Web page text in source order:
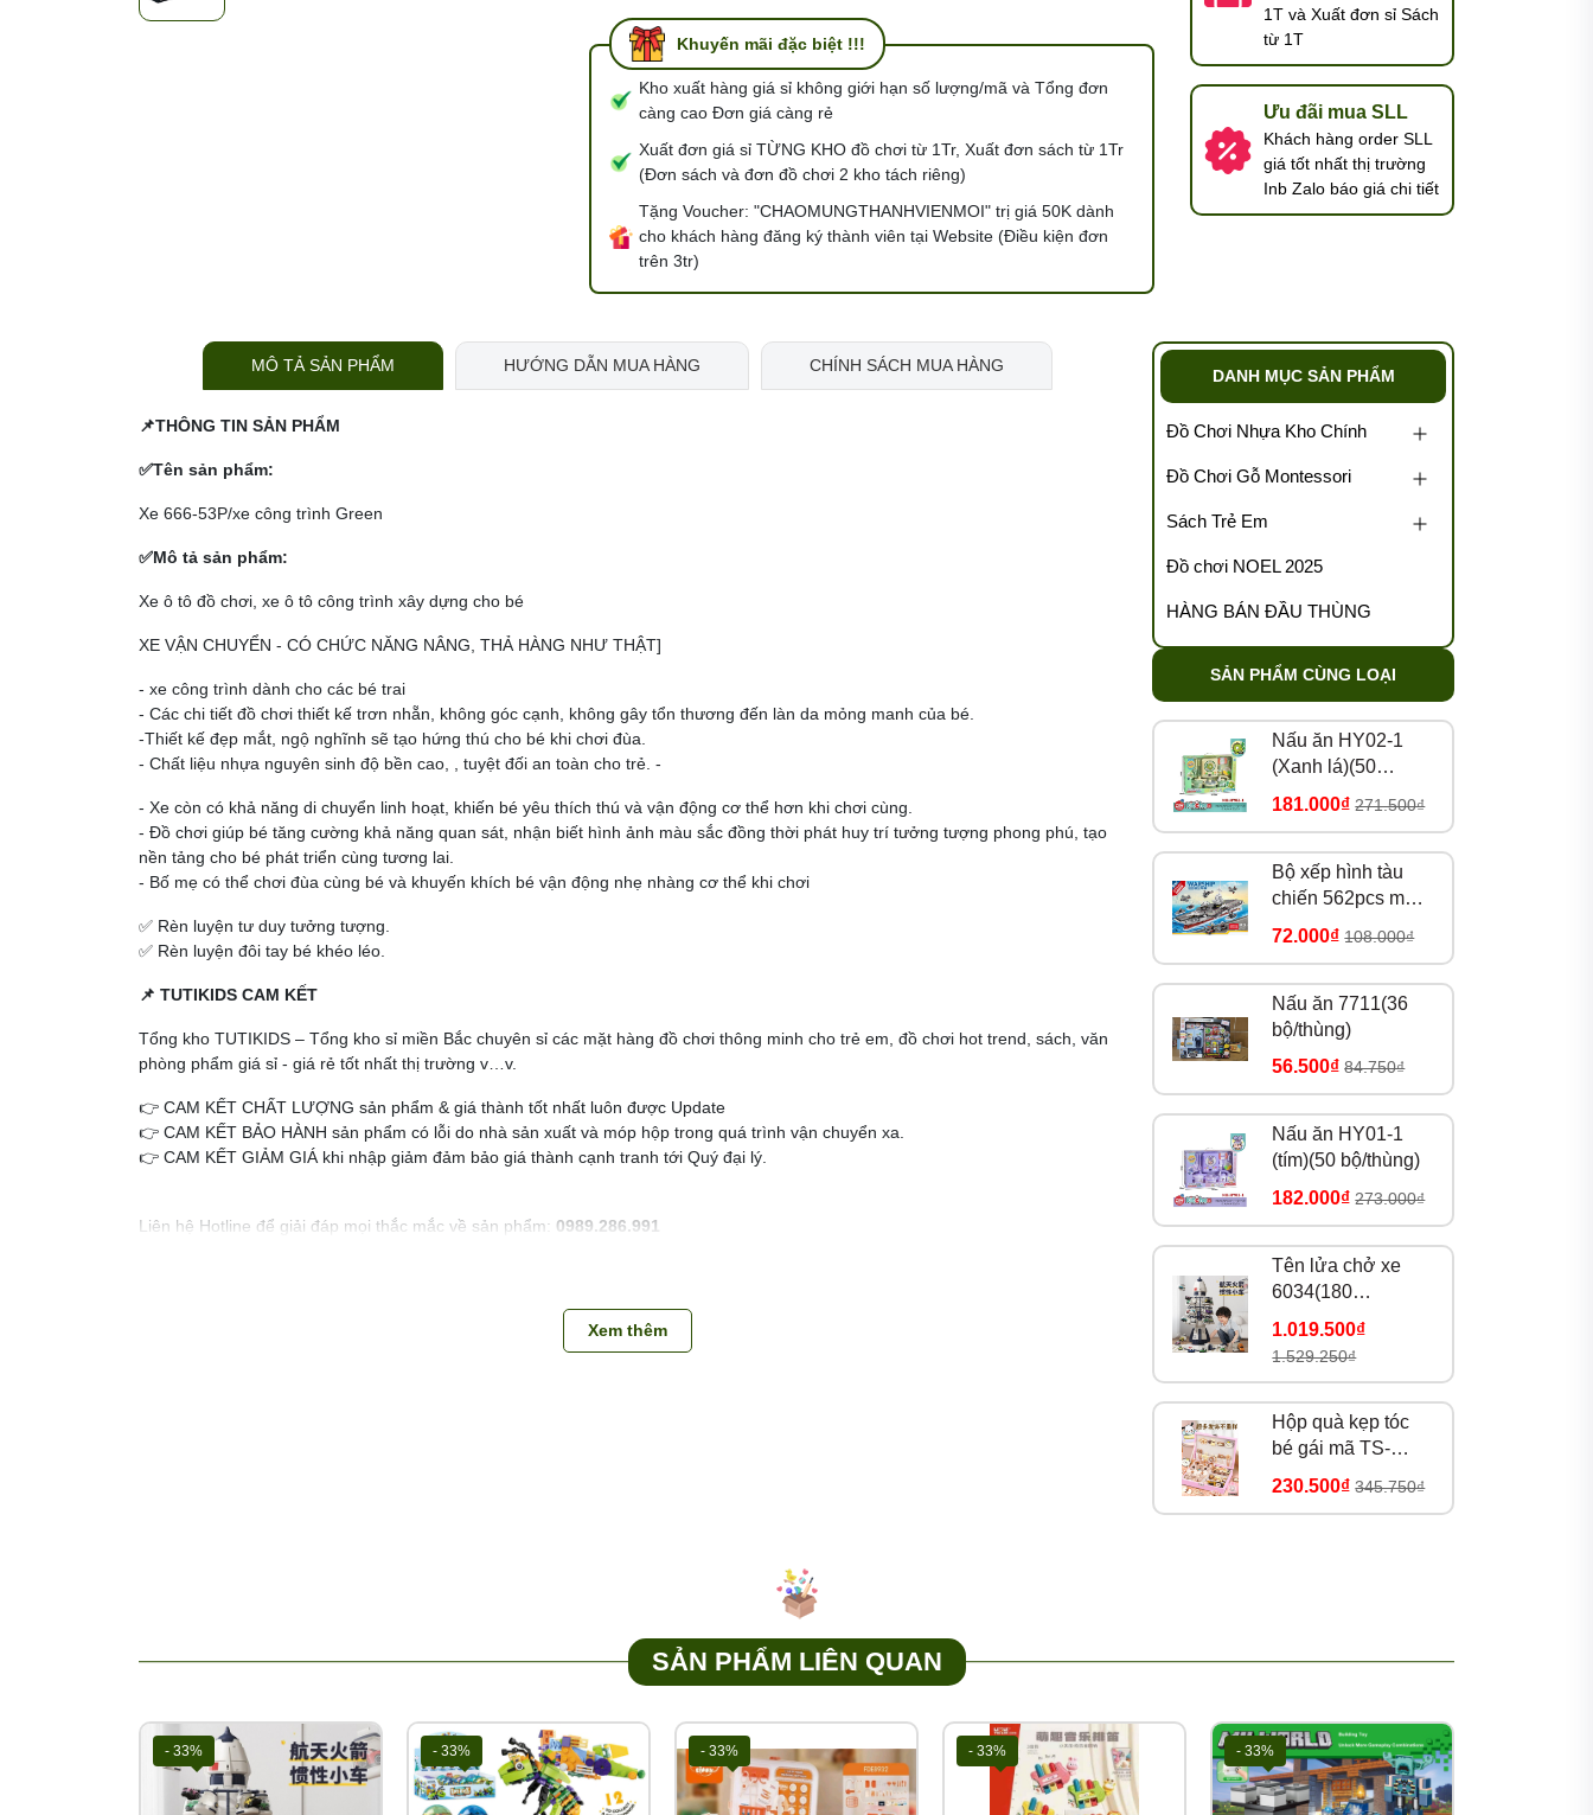
Khuyến mãi đặc biệt !!!
Kho xuất hàng giá sỉ không giới hạn số lượng/mã và Tổng đơn
càng cao Đơn giá càng rẻ
Xuất đơn giá sỉ TỪNG KHO đồ chơi từ 1Tr, Xuất đơn sách từ 1Tr
(Đơn sách và đơn đồ chơi 2 kho tách riêng)
Tặng Voucher: "CHAOMUNGTHANHVIENMOI" trị giá 50K dành
cho khách hàng đăng ký thành viên tại Website (Điều kiện đơn
trên 3tr)
1T và Xuất đơn sỉ Sách
từ 1T
Ưu đãi mua SLL
Khách hàng order SLL
giá tốt nhất thị trường
Inb Zalo báo giá chi tiết
MÔ TẢ SẢN PHẨM HƯỚNG DẪN MUA HÀNG CHÍNH SÁCH MUA HÀNG
📌THÔNG TIN SẢN PHẨM
✅Tên sản phẩm:
Xe 666-53P/xe công trình Green
✅Mô tả sản phẩm:
Xe ô tô đồ chơi, xe ô tô công trình xây dựng cho bé
XE VẬN CHUYỂN - CÓ CHỨC NĂNG NÂNG, THẢ HÀNG NHƯ THẬT]
- xe công trình dành cho các bé trai
- Các chi tiết đồ chơi thiết kế trơn nhẵn, không góc cạnh, không gây tổn thương đến làn da mỏng manh của bé.
-Thiết kế đẹp mắt, ngộ nghĩnh sẽ tạo hứng thú cho bé khi chơi đùa.
- Chất liệu nhựa nguyên sinh độ bền cao, , tuyệt đối an toàn cho trẻ. -
- Xe còn có khả năng di chuyển linh hoạt, khiến bé yêu thích thú và vận động cơ thể hơn khi chơi cùng.
- Đồ chơi giúp bé tăng cường khả năng quan sát, nhận biết hình ảnh màu sắc đồng thời phát huy trí tưởng tượng phong phú, tạo
nền tảng cho bé phát triển cùng tương lai.
- Bố mẹ có thể chơi đùa cùng bé và khuyến khích bé vận động nhẹ nhàng cơ thể khi chơi
✅ Rèn luyện tư duy tưởng tượng.
✅ Rèn luyện đôi tay bé khéo léo.
📌 TUTIKIDS CAM KẾT
Tổng kho TUTIKIDS – Tổng kho sỉ miền Bắc chuyên sỉ các mặt hàng đồ chơi thông minh cho trẻ em, đồ chơi hot trend, sách, văn
phòng phẩm giá sỉ - giá rẻ tốt nhất thị trường v…v.
👉 CAM KẾT CHẤT LƯỢNG sản phẩm & giá thành tốt nhất luôn được Update
👉 CAM KẾT BẢO HÀNH sản phẩm có lỗi do nhà sản xuất và móp hộp trong quá trình vận chuyển xa.
👉 CAM KẾT GIẢM GIÁ khi nhập giảm đảm bảo giá thành cạnh tranh tới Quý đại lý.
Liên hệ Hotline để giải đáp mọi thắc mắc về sản phẩm: 0989.286.991
Xem thêm
DANH MỤC SẢN PHẨM
Đồ Chơi Nhựa Kho Chính
Đồ Chơi Gỗ Montessori
Sách Trẻ Em
Đồ chơi NOEL 2025
HÀNG BÁN ĐẦU THÙNG
SẢN PHẨM CÙNG LOẠI
Nấu ăn HY02-1
(Xanh lá)(50
bộ/thùng)
181.000₫ 271.500₫
Bộ xếp hình tàu
chiến 562pcs mã
8979
72.000₫ 108.000₫
Nấu ăn 7711(36
bộ/thùng)
56.500₫ 84.750₫
Nấu ăn HY01-1
(tím)(50 bộ/thùng)
182.000₫ 273.000₫
Tên lửa chở xe
6034(180
bộ/thùng)
1.019.500₫
1.529.250₫
Hộp quà kẹp tóc
bé gái mã TS-
39A(25 bộ/thùng)
230.500₫ 345.750₫
SẢN PHẨM LIÊN QUAN
- 33% - 33% - 33% - 33% - 33%